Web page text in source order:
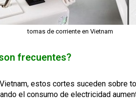
tomas de corriente en Vietnam
frecuentes?
estos cortes suceden sobre
el consumo de electricidad